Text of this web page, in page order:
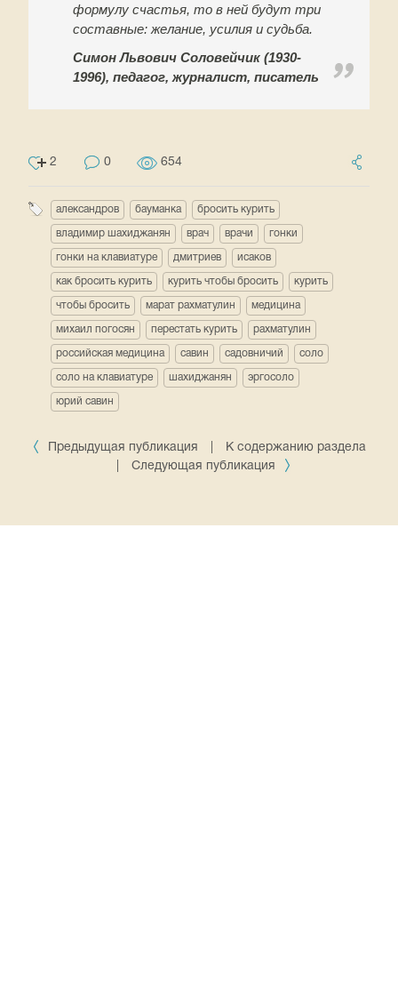
формулу счастья, то в ней будут три
составные: желание, усилия и судьба.
Симон Львович Соловейчик (1930-
1996), педагог, журналист, писатель
2 0 654
александров бауманка бросить курить
владимир шахиджанян врач врачи гонки
гонки на клавиатуре дмитриев исаков
как бросить курить курить чтобы бросить курить
чтобы бросить марат рахматулин медицина
михаил погосян перестать курить рахматулин
российская медицина савин садовничий соло
соло на клавиатуре шахиджанян эргосоло
юрий савин
Предыдущая публикация
К содержанию раздела
Следующая публикация